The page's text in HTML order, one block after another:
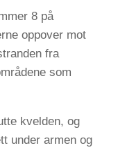
8 på
oppover mot
fra
som
kvelden, og
under armen og